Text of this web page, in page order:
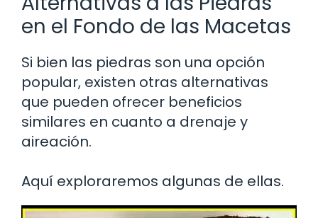
en el Fondo de las Macetas
Si bien las piedras son una opción
popular, existen otras alternativas
que pueden ofrecer beneficios
similares en cuanto a drenaje y
aireación.
Aquí exploraremos algunas de ellas.